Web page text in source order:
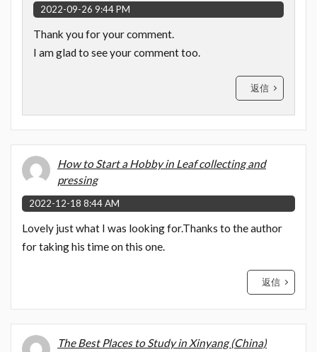
2022-09-26 9:44 PM
Thank you for your comment.
I am glad to see your comment too.
返信
How to Start a Hobby in Leaf collecting and
pressing
2022-12-18 8:44 AM
Lovely just what I was looking for.Thanks to the author
for taking his time on this one.
返信
The Best Places to Study in Xinyang (China)